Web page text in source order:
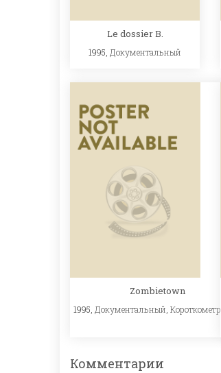
Le dossier B.
1995, Документальный
Zombietown
1995, Документальный
Комментарии